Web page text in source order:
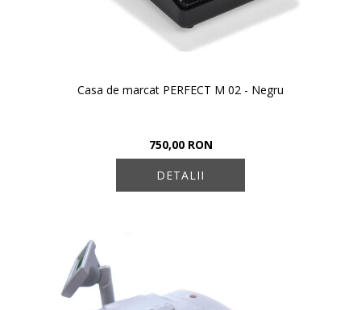
Casa de marcat PERFECT M 02 - Negru
750,00 RON
DETALII